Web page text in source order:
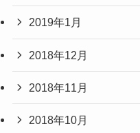
2019年1月
2018年12月
2018年11月
2018年10月